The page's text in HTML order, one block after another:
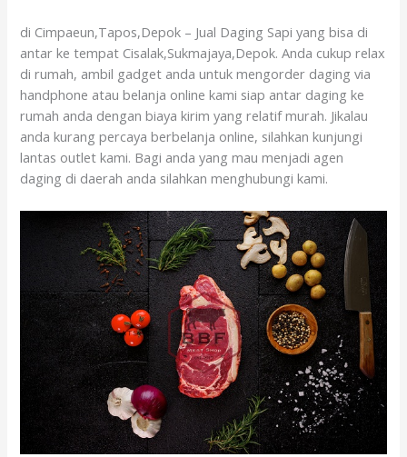
di Cimpaeun,Tapos,Depok – Jual Daging Sapi yang bisa di
antar ke tempat Cisalak,Sukmajaya,Depok. Anda cukup relax
di rumah, ambil gadget anda untuk mengorder daging via
handphone atau belanja online kami siap antar daging ke
rumah anda dengan biaya kirim yang relatif murah. Jikalau
anda kurang percaya berbelanja online, silahkan kunjungi
lantas outlet kami. Bagi anda yang mau menjadi agen
daging di daerah anda silahkan menghubungi kami.